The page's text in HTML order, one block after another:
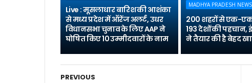
Live : मूसलाधार बारिश की आशंका
से मध्य प्रदेश में ऑरेंज अलर्ट, उधर
विधानसभा चुनाव के लिए AAP ने
घोषित किए 10 उम्मीदवारों के नाम
MADHYA PRADESH NEWS
200 शहरों से एक-
193 देशों की पहचान,
ने तैयार की है बेहद
PREVIOUS